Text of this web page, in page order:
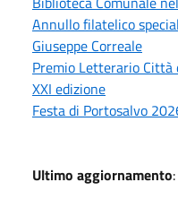
Annullo filatelico
Giuseppe Correale
Premio Letterario
XXI edizione
Festa di Portosalvo
Ultimo aggiornamento